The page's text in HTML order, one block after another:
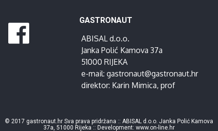
GASTRONAUT
ABISAL d.o.o.
Janka Polić Kamova 37a
51000 RIJEKA
e-mail: gastronaut@gastronaut.hr
direktor: Karin Mimica, prof
© 2017 gastronaut.hr Sva prava pridržana :: ABISAL d.o.o. Janka Polić Kamova
37a, 51000 Rijeka :: Development: www.on-line.hr